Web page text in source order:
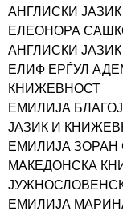
АНГЛИСКИ ЈАЗИК
ЕЛЕОНОРА
АНГЛИСКИ
ЕЛИФ ЕРЃУЛ
КНИЖЕВНОСТ
ЕМИЛИЈА
ЈАЗИК И
ЕМИЛИЈА ЗОРАН
МАКЕДОНСКА
ЕМИЛИЈА